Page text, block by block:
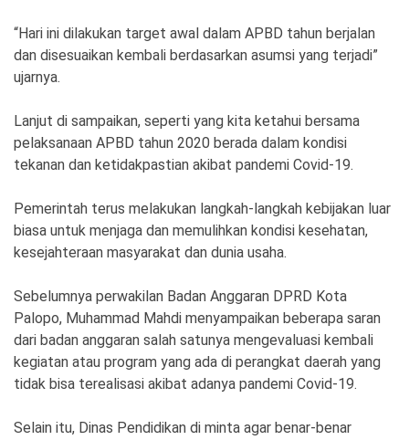
“Hari ini dilakukan target awal dalam APBD tahun berjalan
dan disesuaikan kembali berdasarkan asumsi yang terjadi”
ujarnya.
Lanjut di sampaikan, seperti yang kita ketahui bersama
pelaksanaan APBD tahun 2020 berada dalam kondisi
tekanan dan ketidakpastian akibat pandemi Covid-19.
Pemerintah terus melakukan langkah-langkah kebijakan luar
biasa untuk menjaga dan memulihkan kondisi kesehatan,
kesejahteraan masyarakat dan dunia usaha.
Sebelumnya perwakilan Badan Anggaran DPRD Kota
Palopo, Muhammad Mahdi menyampaikan beberapa saran
dari badan anggaran salah satunya mengevaluasi kembali
kegiatan atau program yang ada di perangkat daerah yang
tidak bisa terealisasi akibat adanya pandemi Covid-19.
Selain itu, Dinas Pendidikan di minta agar benar-benar